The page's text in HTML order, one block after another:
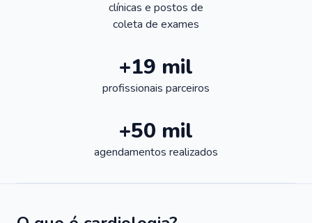
clínicas e postos de
coleta de exames
+19 mil
profissionais parceiros
+50 mil
agendamentos realizados